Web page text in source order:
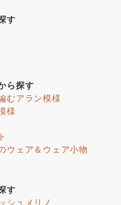
す
ら探す
むアラン模様
様
ウェア＆ウェア小物
す
シュメリノ